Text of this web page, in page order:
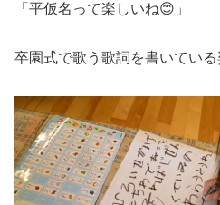
「平仮名って楽しいね😊」
卒園式で歌う歌詞を書いてい